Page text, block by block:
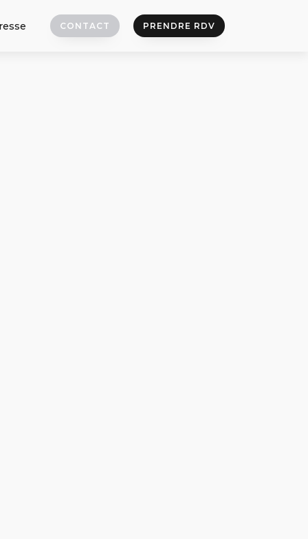
CONTACT PRENDRE RDV